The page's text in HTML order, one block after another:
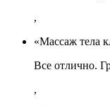
,
«Массаж тела
Все отлично.
,